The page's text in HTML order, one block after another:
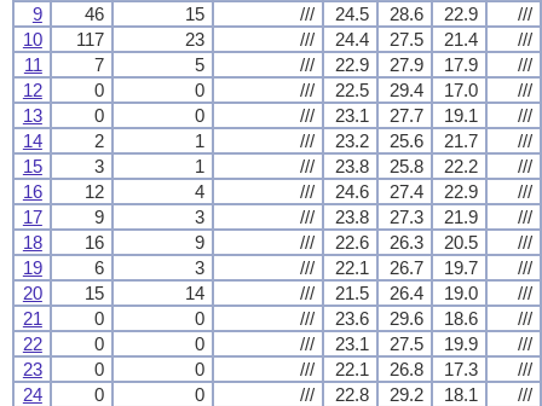
9
46 15 /// 24.5 28.6 22.9
///
10
117 23 /// 24.4 27.5 21.4
///
11
7 5 /// 22.9 27.9 17.9
///
12
0 0 /// 22.5 29.4 17.0
///
13
0 0 /// 23.1 27.7 19.1
///
14
2 1 /// 23.2 25.6 21.7
///
15
3 1 /// 23.8 25.8 22.2
///
16
12 4 /// 24.6 27.4 22.9
///
17
9 3 /// 23.8 27.3 21.9
///
18
16 9 /// 22.6 26.3 20.5
///
19
6 3 /// 22.1 26.7 19.7
///
20
15 14 /// 21.5 26.4 19.0
///
21
0 0 /// 23.6 29.6 18.6
///
22
0 0 /// 23.1 27.5 19.9
///
23
0 0 /// 22.1 26.8 17.3
///
24
0 0 /// 22.8 29.2 18.1
///